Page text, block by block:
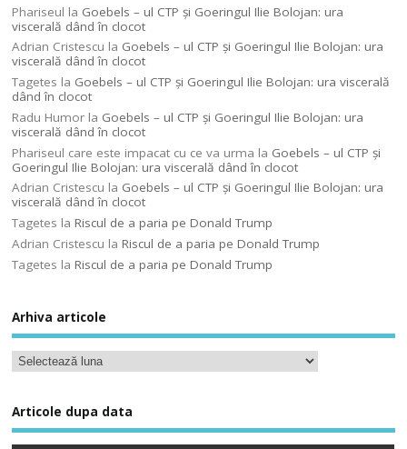
Phariseul la Goebels – ul CTP şi Goeringul Ilie Bolojan: ura
viscerală dând în clocot
Adrian Cristescu la Goebels – ul CTP şi Goeringul Ilie Bolojan: ura
viscerală dând în clocot
Tagetes la Goebels – ul CTP şi Goeringul Ilie Bolojan: ura viscerală
dând în clocot
Radu Humor la Goebels – ul CTP şi Goeringul Ilie Bolojan: ura
viscerală dând în clocot
Phariseul care este impacat cu ce va urma la Goebels – ul CTP şi
Goeringul Ilie Bolojan: ura viscerală dând în clocot
Adrian Cristescu la Goebels – ul CTP şi Goeringul Ilie Bolojan: ura
viscerală dând în clocot
Tagetes laRiscul de a paria pe Donald Trump
Adrian Cristescu laRiscul de a paria pe Donald Trump
Tagetes laRiscul de a paria pe Donald Trump
Arhiva articole
Articole dupa data